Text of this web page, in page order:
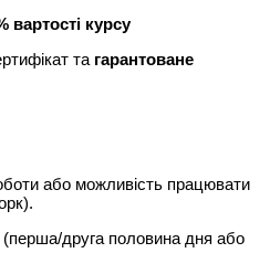
вартості курсу
та гарантоване
або можливість працювати
(перша/друга половина дня або